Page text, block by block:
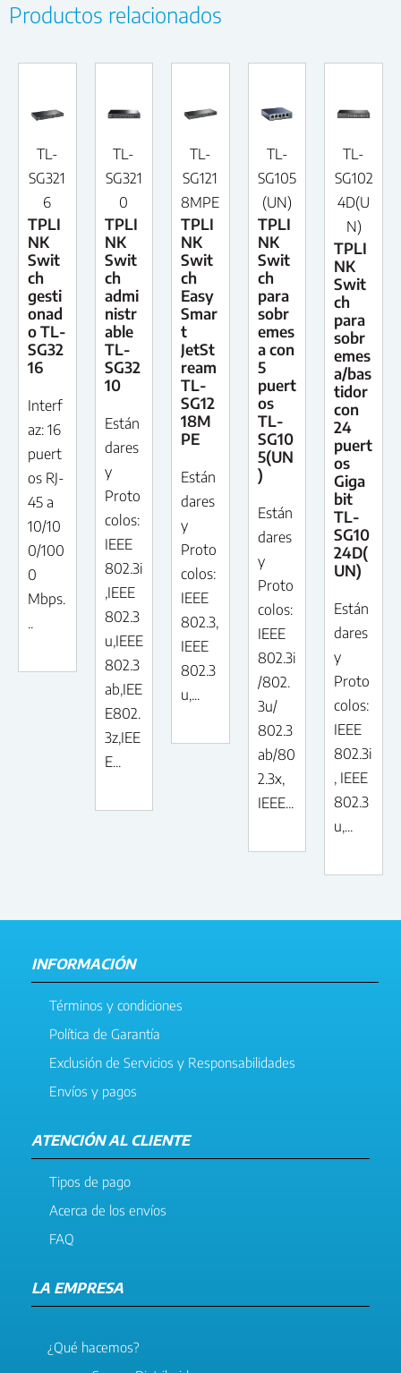
Productos relacionados
TL-
SG321
6
TPLI
NK
Swit
ch
gesti
onad
o TL-
SG32
16
Interf
az: 16
puert
os RJ-
45 a
10/10
0/100
0
Mbps.
..
TL-
SG321
0
TPLI
NK
Swit
ch
admi
nistr
able
TL-
SG32
10
Están
dares
y
Proto
colos:
IEEE
802.3i
,IEEE
802.3
u,IEEE
802.3
ab,IEE
E802.
3z,IEE
E...
TL-
SG121
8MPE
TPLI
NK
Swit
ch
Easy
Smar
t
JetSt
ream
TL-
SG12
18M
PE
Están
dares
y
Proto
colos:
IEEE
802.3,
IEEE
802.3
u,...
TL-
SG105
(UN)
TPLI
NK
Swit
ch
para
sobr
emes
a con
5
puert
os
TL-
SG10
5(UN
)
Están
dares
y
Proto
colos:
IEEE
802.3i
/802.
3u/
802.3
ab/80
2.3x,
IEEE...
TL-
SG102
4D(U
N)
TPLI
NK
Swit
ch
para
sobr
emes
a/bas
tidor
con
24
puert
os
Giga
bit
TL-
SG10
24D(
UN)
Están
dares
y
Proto
colos:
IEEE
802.3i
, IEEE
802.3
u,...
INFORMACIÓN
Términos y condiciones
Política de Garantía
Exclusión de Servicios y Responsabilidades
Envíos y pagos
ATENCIÓN AL CLIENTE
Tipos de pago
Acerca de los envíos
FAQ
LA EMPRESA
¿Qué hacemos?